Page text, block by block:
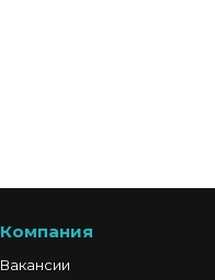
Компания
Вакансии